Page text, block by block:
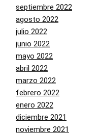
septiembre 2022
agosto 2022
julio 2022
junio 2022
mayo 2022
abril 2022
marzo 2022
febrero 2022
enero 2022
diciembre 2021
noviembre 2021